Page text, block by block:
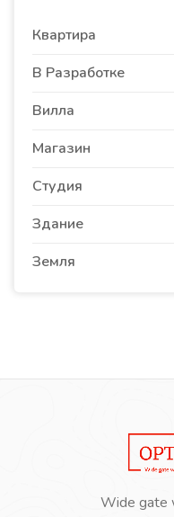
Квартира
В Pазработке
Вилла
Магазин
Студия
Здание
Земля
Wide gate